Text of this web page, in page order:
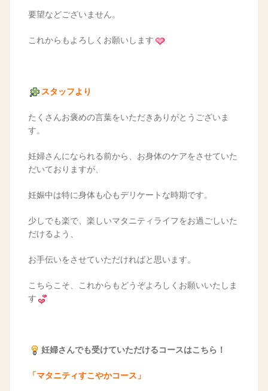
要望などございません。
これからもよろしくお願いします
スタッフより
たくさんお褒めの言葉をいただきありがとうございま
す。
妊婦さんになられる前から、お身体のケアをさせていた
だいておりますが、
妊娠中は特に身体も心もデリケートな時期です。
少しでも楽で、楽しいマタニティライフをお過ごしいた
だけるよう、
お手伝いをさせていただければと思います。
こちらこそ、これからもどうぞよろしくお願いいたしま
す
妊婦さんでも受けていただけるコースはこちら！
「マタニティすこやかコース 」